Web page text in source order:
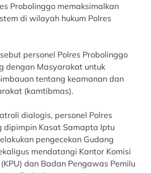
Probolinggo memaksimalkan
di wilayah hukum Polres
personel Polres Probolinggo
dengan Masyarakat untuk
tentang keamanan dan
(kamtibmas).
dialogis, personel Polres
dipimpin Kasat Samapta Iptu
pengecekan Gudang
mendatangi Kantor Komisi
dan Badan Pengawas Pemilu